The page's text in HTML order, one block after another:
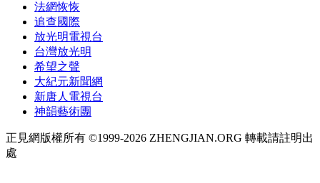
法網恢恢
追查國際
放光明電視台
台灣放光明
希望之聲
大紀元新聞網
新唐人電視台
神韻藝術團
正見網版權所有 ©1999-2026 ZHENGJIAN.ORG 轉載請註明出
處